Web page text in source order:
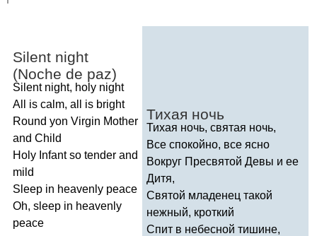
Silent night
(Noche de paz)
Silent night, holy night
All
is calm, all is bright
Round yon Virgin Mother
and Child
Holy Infant so tender and
mild
Sleep in heavenly peace
Oh, sleep in heavenly
peace
Тихая ночь
Тихая ночь, святая ночь,
Все спокойно, все ясно
Вокруг Пресвятой Девы и ее
Дитя,
Святой младенец такой
нежный, кроткий
Спит в небесной тишине,